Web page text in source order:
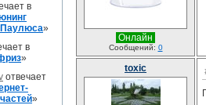
в
Паулюса»
в
»
отвечает
»
Онлайн
Сообщений: 0
toxic